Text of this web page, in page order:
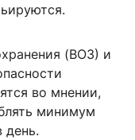
(ВОЗ) и
во мнении,
минимум
день.